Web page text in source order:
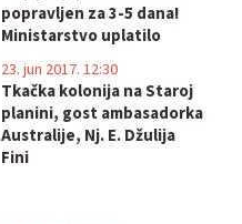
popravljen za 3-5 dana!
Ministarstvo uplatilo
novac!
Tkačka kolonija na Staroj
planini, gost ambasadorka
Australije, Nj. E. Džulija
Fini
23. jun 2017. 12:30